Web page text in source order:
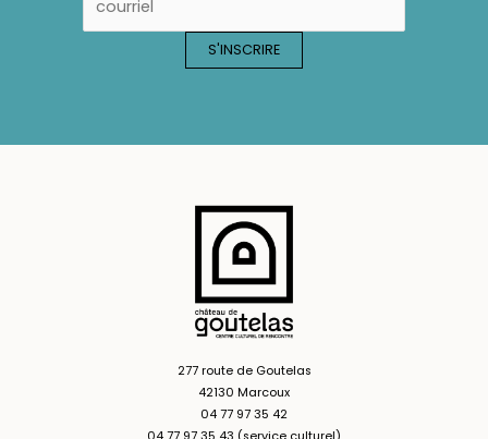
277 route de Goutelas
42130 Marcoux
04 77 97 35 42